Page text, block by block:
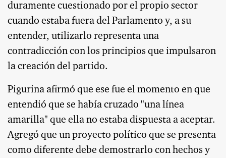
duramente cuestionado por el propio sector
cuando estaba fuera del Parlamento y, a su
entender, utilizarlo representa una
contradicción con los principios que impulsaron
la creación del partido.
Pigurina afirmó que ese fue el momento en que
entendió que se había cruzado "una línea
amarilla" que ella no estaba dispuesta a aceptar.
Agregó que un proyecto político que se presenta
como diferente debe demostrarlo con hechos y